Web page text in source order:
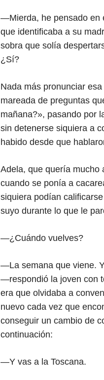
—Mierda, he pensado en
que identificaba a su
sobra que solía
¿Sí?
Nada más pronunciar
mareada de preguntas
mañana?», pasando por
sin detenerse siquiera a
habido desde que
Adela, que quería mucho
cuando se ponía a
siquiera podían
suyo durante lo que le
—¿Cuándo vuelves?
—La semana que viene.
—respondió la joven con
era que olvidaba a
nuevo cada vez que
conseguir un cambio de
continuación:
—Y vas a la Toscana.